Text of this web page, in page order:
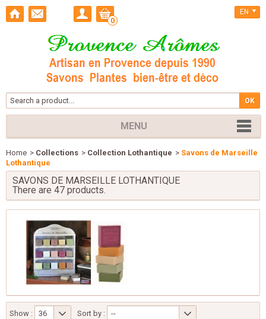
0
EN
MENU
Home > Collections > Collection Lothantique > Savons de Marseille
Lothantique
SAVONS DE MARSEILLE LOTHANTIQUE
There are 47 products.
Show : 36 Sort by : --